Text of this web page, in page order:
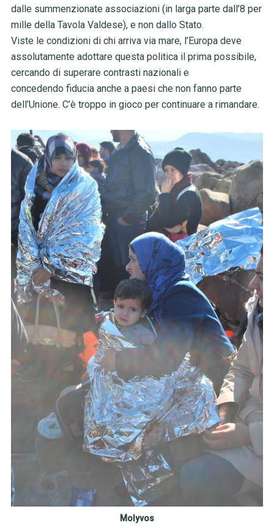
dalle summenzionate associazioni (in larga parte dall’8 per
mille della Tavola Valdese), e non dallo Stato.
Viste le condizioni di chi arriva via mare, l’Europa deve
assolutamente adottare questa politica il prima possibile,
cercando di superare contrasti nazionali e
concedendo fiducia anche a paesi che non fanno parte
dell’Unione. C’è troppo in gioco per continuare a rimandare.
Molyvos